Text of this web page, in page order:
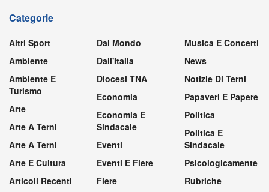
Categorie
Altri Sport
Ambiente
Ambiente E
Turismo
Arte
Arte A Terni
Arte A Terni
Arte E Cultura
Articoli Recenti
Dal Mondo
Dall'Italia
Diocesi TNA
Economia
Economia E
Sindacale
Eventi
Eventi E Fiere
Fiere
Musica E Concerti
News
Notizie Di Terni
Papaveri E Papere
Politica
Politica E
Sindacale
Psicologicamente
Rubriche